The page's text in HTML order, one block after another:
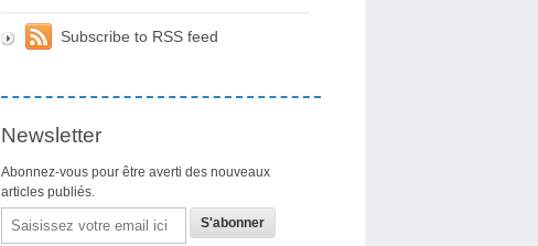
Subscribe to RSS feed
Newsletter
Abonnez-vous pour être averti des nouveaux
articles publiés.
Email